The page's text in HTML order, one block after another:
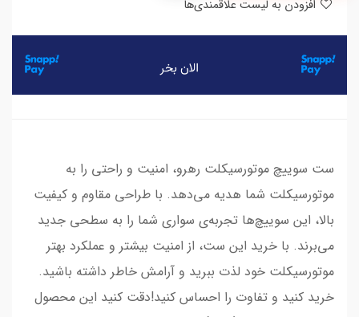
ست سوییچ موتورسیکلت رهرو، امنیت و راحتی را به
موتورسیکلت شما هدیه می‌دهد. با طراحی مقاوم و کیفیت
بالا، این سوییچ‌ها تجربه‌ی سواری شما را به سطحی جدید
می‌برند. با خرید این ست، از امنیت بیشتر و عملکرد بهتر
موتورسیکلت خود لذت ببرید و آرامش خاطر داشته باشید.
خرید کنید و تفاوت را احساس کنید!دقت کنید این محصول